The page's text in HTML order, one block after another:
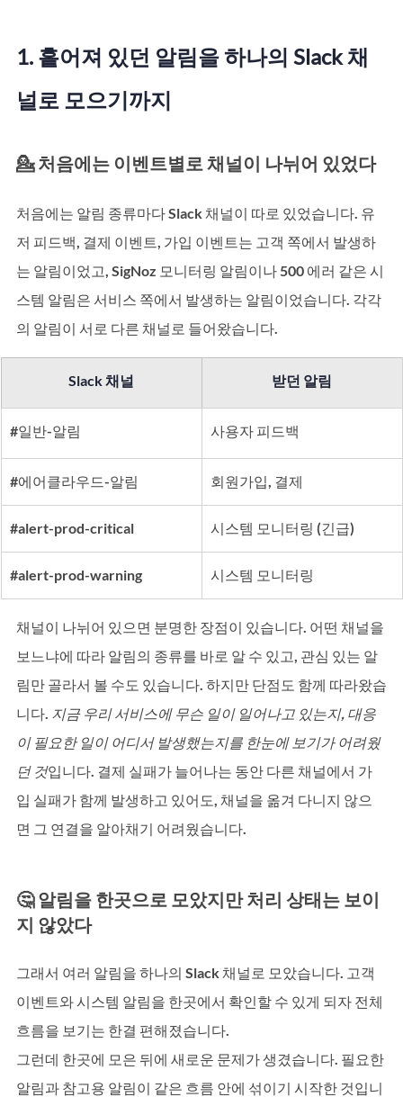
1. 흩어져 있던 알림을 하나의 Slack 채
널로 모으기까지
💁 처음에는 이벤트별로 채널이 나뉘어 있었다
처음에는 알림 종류마다 Slack 채널이 따로 있었습니다. 유
저 피드백, 결제 이벤트, 가입 이벤트는 고객 쪽에서 발생하
는 알림이었고, SigNoz 모니터링 알림이나 500 에러 같은 시
스템 알림은 서비스 쪽에서 발생하는 알림이었습니다. 각각
의 알림이 서로 다른 채널로 들어왔습니다.
Slack 채널 받던 알림
#일반-알림 사용자 피드백
#에어클라우드-알림 회원가입, 결제
#alert-prod-critical 시스템 모니터링 (긴급)
#alert-prod-warning 시스템 모니터링
채널이 나뉘어 있으면 분명한 장점이 있습니다. 어떤 채널을
보느냐에 따라 알림의 종류를 바로 알 수 있고, 관심 있는 알
림만 골라서 볼 수도 있습니다. 하지만 단점도 함께 따라왔습
니다. 지금 우리 서비스에 무슨 일이 일어나고 있는지, 대응
이 필요한 일이 어디서 발생했는지를 한눈에 보기가 어려웠
던 것입니다. 결제 실패가 늘어나는 동안 다른 채널에서 가
입 실패가 함께 발생하고 있어도, 채널을 옮겨 다니지 않으
면 그 연결을 알아채기 어려웠습니다.
🤔 알림을 한곳으로 모았지만 처리 상태는 보이
지 않았다
그래서 여러 알림을 하나의 Slack 채널로 모았습니다. 고객
이벤트와 시스템 알림을 한곳에서 확인할 수 있게 되자 전체
흐름을 보기는 한결 편해졌습니다.
그런데 한곳에 모은 뒤에 새로운 문제가 생겼습니다. 필요한
알림과 참고용 알림이 같은 흐름 안에 섞이기 시작한 것입니